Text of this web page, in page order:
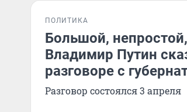
ПОЛИТИКА
Большой,
Владимир Путин
разговоре с
Разговор состоялся 3 апреля